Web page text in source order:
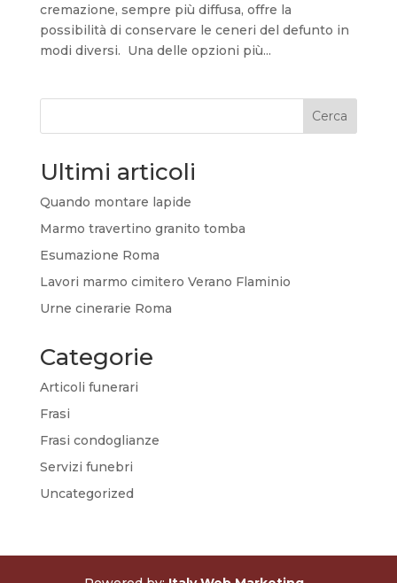
cremazione, sempre più diffusa, offre la
possibilità di conservare le ceneri del defunto in
modi diversi. Una delle opzioni più...
Cerca
Ultimi articoli
Quando montare lapide
Marmo travertino granito tomba
Esumazione Roma
Lavori marmo cimitero Verano Flaminio
Urne cinerarie Roma
Categorie
Articoli funerari
Frasi
Frasi condoglianze
Servizi funebri
Uncategorized